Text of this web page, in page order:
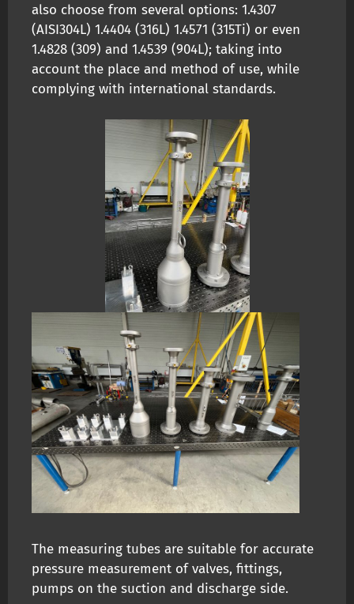
also choose from several options: 1.4307
(AISI304L) 1.4404 (316L) 1.4571 (315Ti) or even
1.4828 (309) and 1.4539 (904L); taking into
account the place and method of use, while
complying with international standards.
The measuring tubes are suitable for accurate
pressure measurement of valves, fittings,
pumps on the suction and discharge side.